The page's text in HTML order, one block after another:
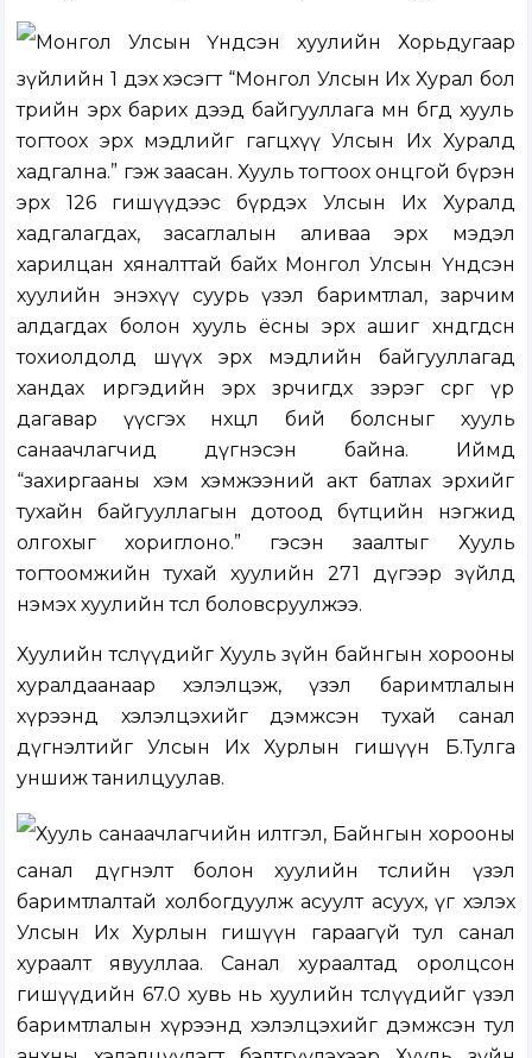
Монгол Улсын Үндсэн хуулийн Хорьдугаар
зүйлийн 1 дэх хэсэгт “Монгол Улсын Их Хурал бол
төрийн эрх барих дээд байгууллага мөн бөгөөд хууль
тогтоох эрх мэдлийг гагцхүү Улсын Их Хуралд
хадгална.” гэж заасан. Хууль тогтоох онцгой бүрэн
эрх 126 гишүүдээс бүрдэх Улсын Их Хуралд
хадгалагдах, засаглалын аливаа эрх мэдэл
харилцан хяналттай байх Монгол Улсын Үндсэн
хуулийн энэхүү суурь үзэл баримтлал, зарчим
алдагдах болон хууль ёсны эрх ашиг хөндөгдсөн
тохиолдолд шүүх эрх мэдлийн байгууллагад
хандах иргэдийн эрх зөрчигдөх зэрэг сөрөг үр
дагавар үүсгэх нөхцөл бий болсныг хууль
санаачлагчид дүгнэсэн байна. Иймд
“захиргааны хэм хэмжээний акт батлах эрхийг
тухайн байгууллагын дотоод бүтцийн нэгжид
олгохыг хориглоно.” гэсэн заалтыг Хууль
тогтоомжийн тухай хуулийн 271 дүгээр зүйлд
нэмэх хуулийн төсөл боловсруулжээ.
Хуулийн төслүүдийг Хууль зүйн байнгын хорооны
хуралдаанаар хэлэлцэж, үзэл баримтлалын
хүрээнд хэлэлцэхийг дэмжсэн тухай санал
дүгнэлтийг Улсын Их Хурлын гишүүн Б.Тулга
уншиж танилцуулав.
Хууль санаачлагчийн илтгэл, Байнгын хорооны
санал дүгнэлт болон хуулийн төслийн үзэл
баримтлалтай холбогдуулж асуулт асуух, үг хэлэх
Улсын Их Хурлын гишүүн гараагүй тул санал
хураалт явууллаа. Санал хураалтад оролцсон
гишүүдийн 67.0 хувь нь хуулийн төслүүдийг үзэл
баримтлалын хүрээнд хэлэлцэхийг дэмжсэн тул